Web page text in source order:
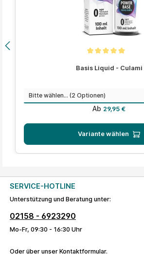
Basis Liquid - Culami
Mengeauswählen
Regulärer Preis:
Ab 29,95 €
Variante wählen
SERVICE-HOTLINE
Unterstützung und Beratung unter:
02158 - 6923290
Mo-Fr, 09:30 - 16:30 Uhr
Oder über unser Kontaktformular.